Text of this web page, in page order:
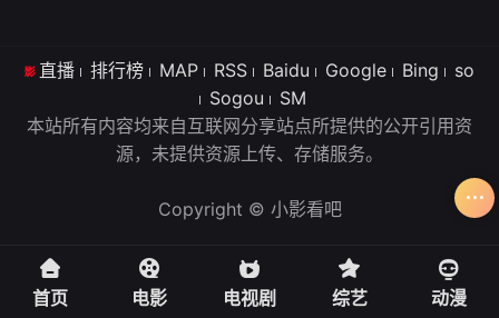
直播 排行榜 MAP RSS Baidu Google Bing
so
Sogou
SM
本站所有内容均来自互联网分享站点所提供的公开引用资
源，未提供资源上传、存储服务。
Copyright © 小影看吧
首页 电影 电视剧 综艺 动漫